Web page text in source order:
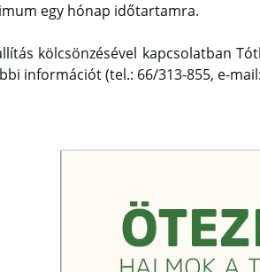
egy hónap időtartamra.
kölcsönzésével kapcsolatban
információt (tel.: 66/313-855, e-